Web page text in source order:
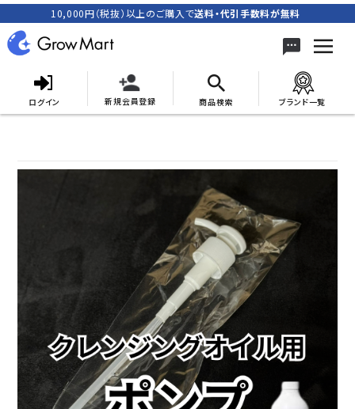
10,000円（税抜）以上のご購入で送料・代引手数料が無料
ログイン 新規会員登録 商品検索 ブランド一覧
新規会員登録
キャンペーン
セミナー/契約関連
ブランド一覧